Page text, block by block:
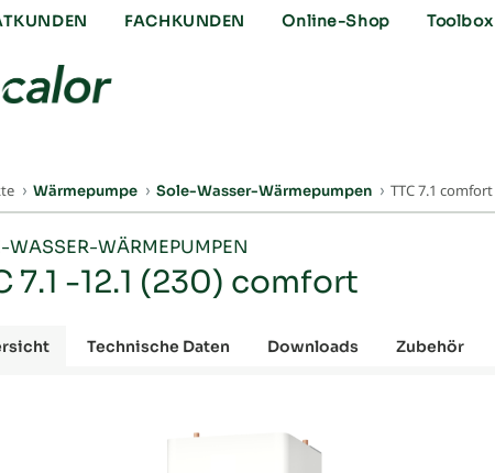
FACHKUNDEN Online-Shop Toolbox
Wärmepumpe Sole-Wasser-Wärmepumpen TTC 7.1 comfort
WASSER-WÄRMEPUMPEN
7.1 -12.1 (230) comfort
Technische Daten Downloads Zubehör